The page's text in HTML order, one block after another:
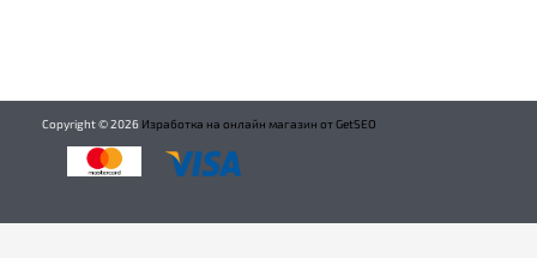
Copyright ©2026 Изработка на онлайн магазин от GetSEO